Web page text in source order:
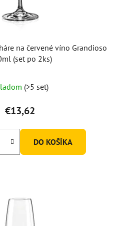
na červené víno Grandioso
(set po 2ks)
(>5 set)
€13,62
DO KOŠÍKA